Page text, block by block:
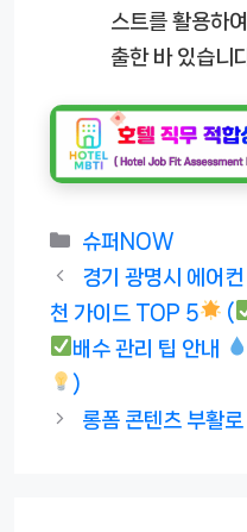
스트를 활용하
출한 바 있습니
카
테
리
슈퍼NOW
경기 광명시 에어
천 가이드 TOP 5
(
배수 관리 팁 안내
)
롱폼 콘텐츠 부활로